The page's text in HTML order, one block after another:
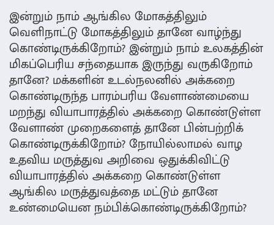
இன்றும் நாம் ஆங்கில மோகத்திலும்
வெளிநாட்டு மோகத்திலும் தானே வாழ்ந்து
கொண்டிருக்கிறோம்? இன்றும் நாம் உலகத்தின்
மிகப்பெரிய சந்தையாக இருந்து வருகிறோம்
தானே? மக்களின் உடல்நலனில் அக்கறை
கொண்டிருந்த பாரம்பரிய வேளாண்மையை
மறந்து வியாபாரத்தில் அக்கறை கொண்டுள்ள
வேளாண் முறைகளைத் தானே பின்பற்றிக்
கொண்டிருக்கிறோம்? நோயில்லாமல் வாழ
உதவிய மருத்துவ அறிவை ஒதுக்கிவிட்டு
வியாபாரத்தில் அக்கறை கொண்டுள்ள
ஆங்கில மருத்துவத்தை மட்டும் தானே
உண்மையென நம்பிக்கொண்டிருக்கிறோம்?